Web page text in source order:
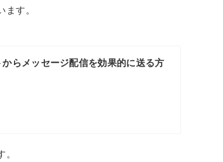
す。
らメッセージ配信を効果的に送る方